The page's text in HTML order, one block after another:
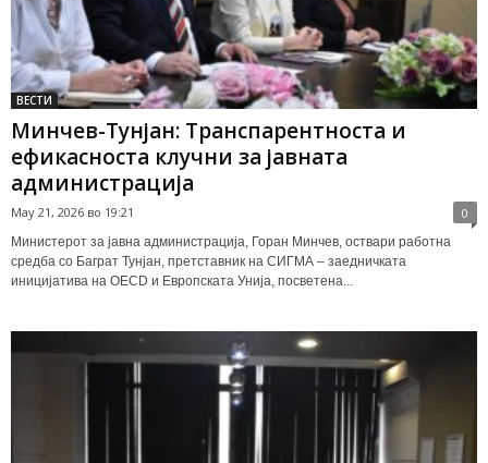
ВЕСТИ
Минчев-Тунјан: Транспарентноста и
ефикасноста клучни за јавната
администрација
May 21, 2026 во 19:21 0
Министерот за јавна администрација, Горан Минчев, оствари работна
средба со Баграт Тунјан, претставник на СИГМА – заедничката
иницијатива на OECD и Европската Унија, посветена...